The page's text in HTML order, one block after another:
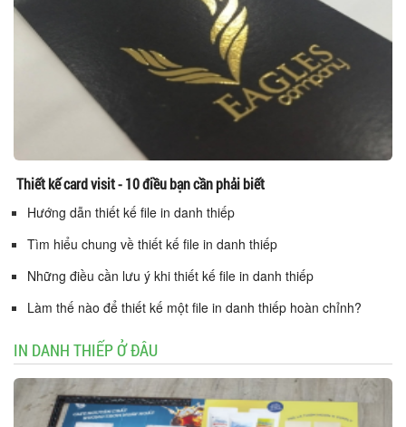
Thiết kế card visit - 10 điều bạn cần phải biết
Hướng dẫn thiết kế file in danh thiếp
Tìm hiểu chung về thiết kế file in danh thiếp
Những điều cần lưu ý khi thiết kế file in danh thiếp
Làm thế nào để thiết kế một file in danh thiếp hoàn chỉnh?
IN DANH THIẾP Ở ĐÂU